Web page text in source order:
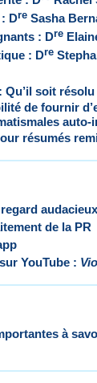
Dre Sasha
: Dre
: Dre
soit
de fournir
auto-
résumés
de la PR
YouTube :
à